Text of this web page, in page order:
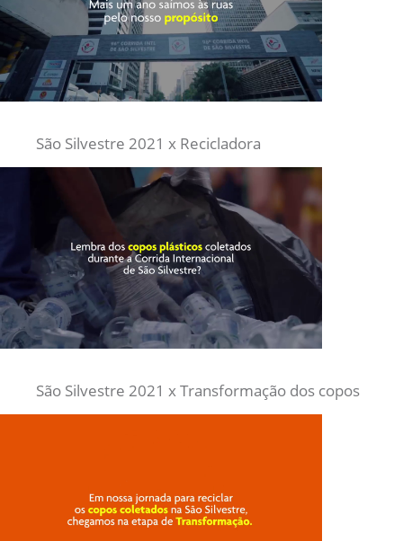
São Silvestre 2021 x Recicladora
São Silvestre 2021 x Transformação dos copos